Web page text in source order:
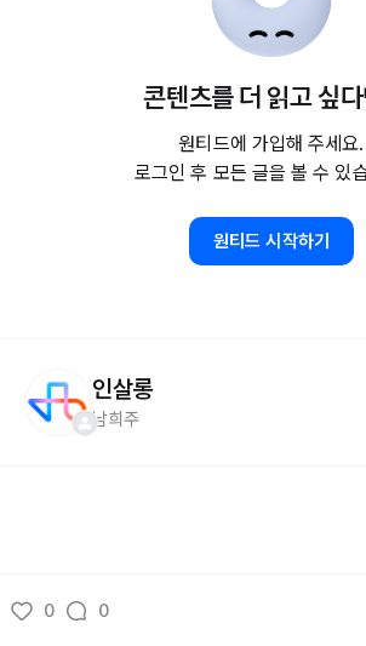
콘텐츠를 더 읽고 싶
원티드에 가입해 주세요.
로그인 후 모든 글을 볼 수 있
원티드 시작하기
인살롱
남희주
0 0